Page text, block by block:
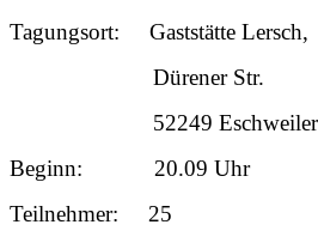
Tagungsort: Gaststätte Lersch,
Dürener Str.
52249 Eschweiler
Beginn: 20.09 Uhr
Teilnehmer: 25